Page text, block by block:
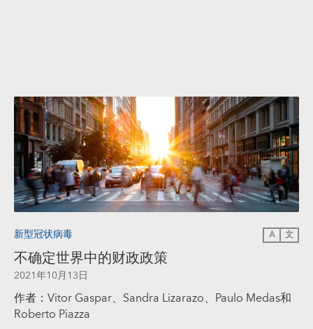
新型冠状病毒 A 文
不确定世界中的财政政策
2021年10月13日
作者：Vitor Gaspar、Sandra Lizarazo、Paulo Medas和
Roberto Piazza